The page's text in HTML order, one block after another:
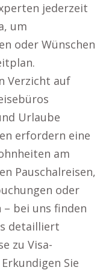
jederzeit
um
oder Wünschen
Verzicht auf
Urlaube
erfordern eine
am
Pauschalreisen,
oder
bei uns finden
detailliert
zu Visa-
Sie